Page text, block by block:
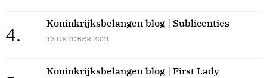
4.
Koninkrijksbelangen blog | Sublicenties
13 OKTOBER 2021
Koninkrijksbelangen blog | First Lady